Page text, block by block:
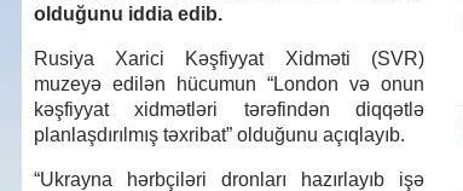
olduğunu iddia edib.
Rusiya Xarici Kəşfiyyat Xidməti (SVR)
muzeyə edilən hücumun “London və onun
kəşfiyyat xidmətləri tərəfindən diqqətlə
planlaşdırılmış təxribat” olduğunu açıqlayıb.
“Ukrayna hərbçiləri dronları hazırlayıb işə